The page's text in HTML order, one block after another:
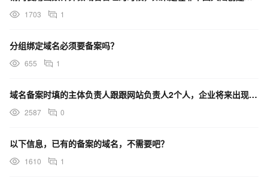
1703 1
分组绑定域名必须要备案吗？
655 1
域名备案时填的主体负责人跟跟网站负责人2个人，企业将来出现经营风险谁承担
2587 0
以下信息，已有的备案的域名，不需要吧？
1610 1